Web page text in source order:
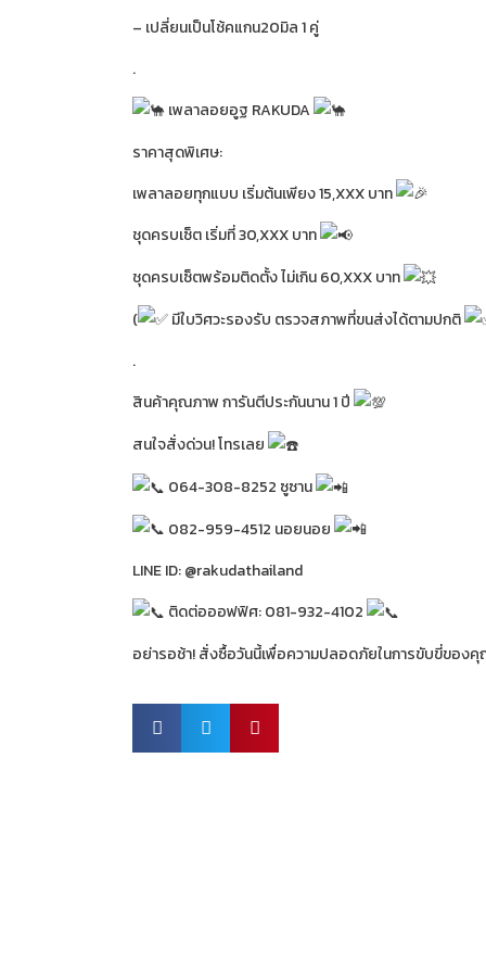
– เปลี่ยนเป็นโช้คแกน20มิล 1 คู่
.
เพลาลอยอูฐ RAKUDA
ราคาสุดพิเศษ:
เพลาลอยทุกแบบ เริ่มต้นเพียง 15,XXX บาท
ชุดครบเซ็ต เริ่มที่ 30,XXX บาท
ชุดครบเซ็ตพร้อมติดตั้ง ไม่เกิน 60,XXX บาท
(
มีใบวิศวะรองรับ ตรวจสภาพที่ขนส่งได้ตามปกติ
.
สินค้าคุณภาพ การันตีประกันนาน 1 ปี
สนใจสั่งด่วน! โทรเลย
064-308-8252 ซูซาน
082-959-4512 นอยนอย
LINE ID: @rakudathailand
ติดต่อออฟฟิศ: 081-932-4102
อย่ารอช้า! สั่งซื้อวันนี้เพื่อความปลอดภัยในการขับขี่ของ